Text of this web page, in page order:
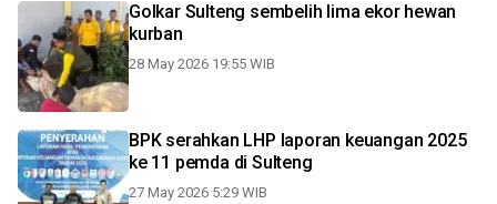
Golkar Sulteng sembelih lima ekor hewan
kurban
28 May 2026 19:55 WIB
BPK serahkan LHP laporan keuangan 2025
ke 11 pemda di Sulteng
27 May 2026 5:29 WIB